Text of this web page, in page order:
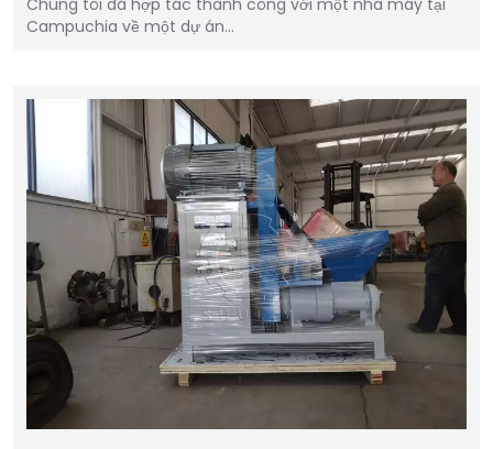
Campuchia về một dự án…